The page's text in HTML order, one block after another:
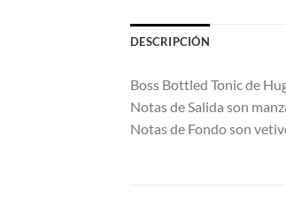
DESCRIPCIÓN
Boss Bottled Tonic de
Notas de Salida son
Notas de Fondo son